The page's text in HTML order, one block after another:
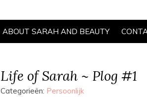
ABOUT SARAH AND BEAUTY
Life of Sarah ~ Plog #1
Categorieën: Persoonlijk